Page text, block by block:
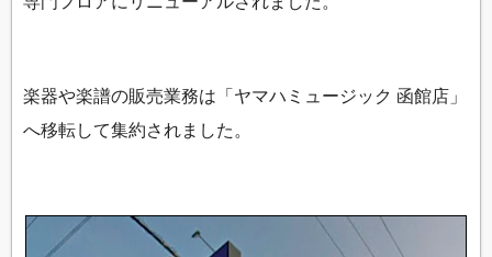
楽器や楽譜の販売業務は「ヤマハミュージック 函館店」
へ移転して集約されました。